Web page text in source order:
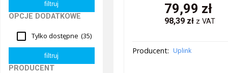
OPCJE DODATKOWE
Tylko dostępne (35)
PRODUCENT
79,99 zł
98,39zł z VAT
Producent: Uplink